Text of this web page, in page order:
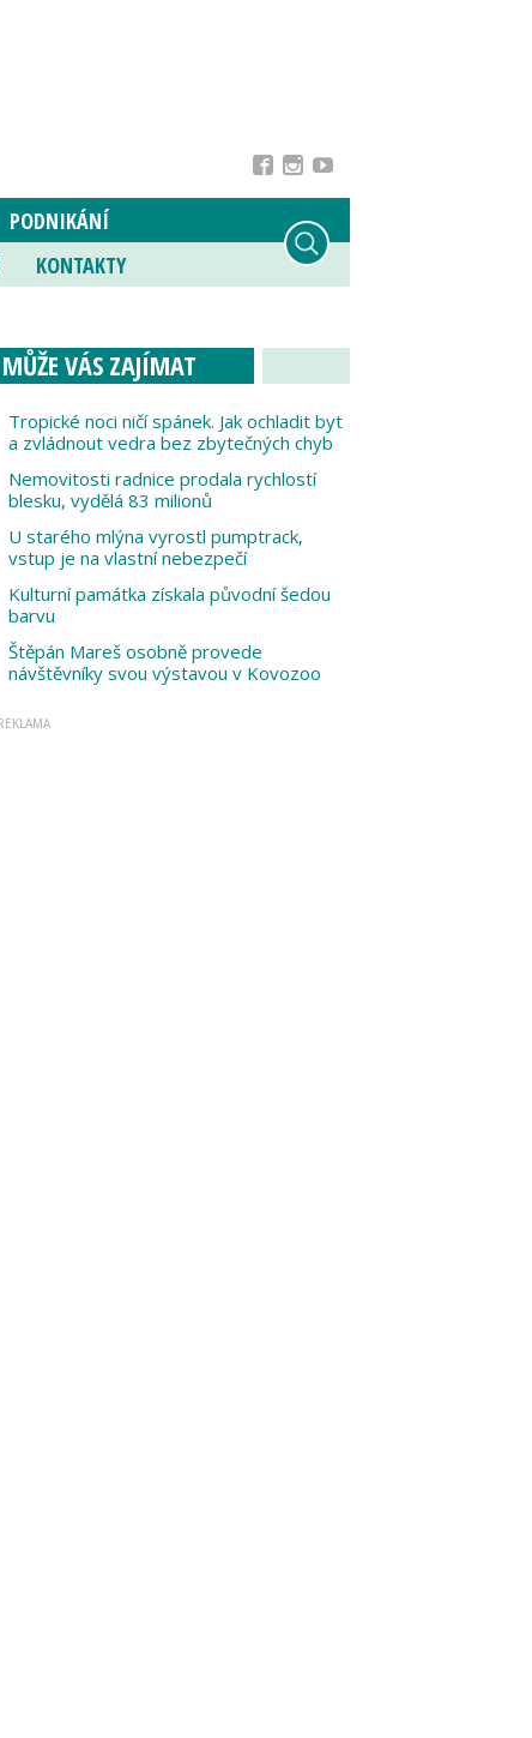
PODNIKÁNÍ
KONTAKTY
MŮŽE VÁS ZAJÍMAT
Tropické noci ničí spánek. Jak ochladit byt
a zvládnout vedra bez zbytečných chyb
Nemovitosti radnice prodala rychlostí
blesku, vydělá 83 milionů
U starého mlýna vyrostl pumptrack,
vstup je na vlastní nebezpečí
Kulturní památka získala původní šedou
barvu
Štěpán Mareš osobně provede
návštěvníky svou výstavou v Kovozoo